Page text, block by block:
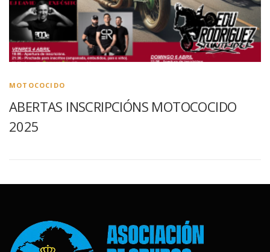
MOTOCOCIDO
ABERTAS INSCRIPCIÓNS MOTOCOCIDO
2025